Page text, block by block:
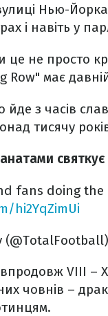
Нью-
і навіть у
це не просто
має
з часів
тисячу
fans doing the
hi2YqZimUi
(@TotalFootball)
впродовж VIII
човнів –